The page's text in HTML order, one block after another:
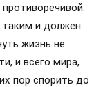
и должен
жизнь не
и всего мира,
пор спорить до